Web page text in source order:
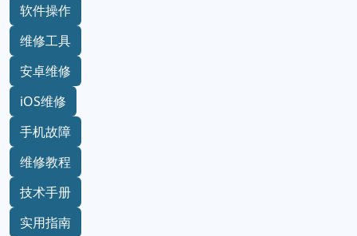
软件操作
维修工具
安卓维修
iOS维修
手机故障
维修教程
技术手册
实用指南